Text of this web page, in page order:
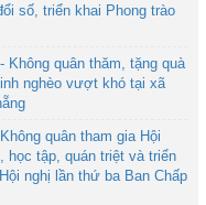
số, triển khai Phong trào
Không quân thăm, tặng quà
nghèo vượt khó tại xã
quân tham gia Hội
học tập, quán triệt và triển
nghị lần thứ ba Ban Chấp